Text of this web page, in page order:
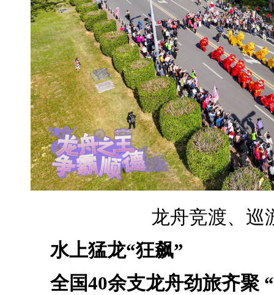
龙舟竞渡、巡
水上猛龙“狂飙”
全国40余支龙舟劲旅齐聚